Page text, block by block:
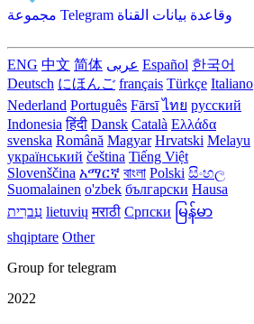
مجموعة Telegram وقاعدة بيانات القناة
ENG 中文 简体 عربى Español 한국어
Deutsch にほんご français Türkçe Italiano
Nederland Português Fārsī‎ ไทย русский
Indonesia हिंदी Dansk‎ Català Ελλάδα
svenska Română Magyar Hrvatski Melayu
український čeština Tiếng Việt
Slovenščina አማርኛ বাংলা Polski සිංහල
Suomalainen o'zbek български Hausa
עִברִית lietuvių मराठी Српски မြန်မာ
shqiptare Other
Group for telegram
2022